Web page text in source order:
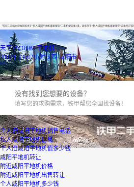
铁甲二手机为您找到有关于“私人咸阳平地机哪里便宜”二手机型设备1条，更多关于“私人咸阳平地机哪里便宜”设备尽在
天工 PY180M 平地机
2007年 | 4502小时陕西-咸阳市
6.8万
为您推荐
没有找到您想要的设备？
填写您的求购需求，铁甲帮您全国找设备！
品牌推荐
个人旧咸阳平地机销售电话
私人咸阳平地机信息
个人旧咸阳平地机值多少钱
咸阳平地机转让
附近咸阳平地机价格
附近咸阳平地机出售转让
个人咸阳平地机多少钱